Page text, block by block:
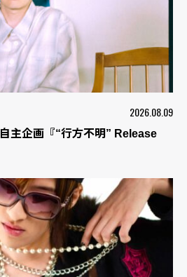
2026.08.09
主企画『“行方不明” Release